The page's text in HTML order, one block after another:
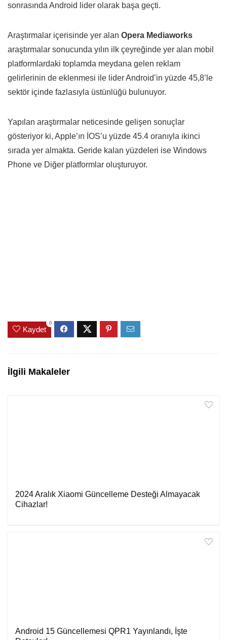
sonrasında Android lider olarak başa geçti.
Araştırmalar içerisinde yer alan Opera Mediaworks
araştırmalar sonucunda yılın ilk çeyreğinde yer alan mobil
platformlardaki toplamda meydana gelen reklam
gelirlerinin de eklenmesi ile lider Android’in yüzde 45,8’le
sektör içinde fazlasıyla üstünlüğü bulunuyor.
Yapılan araştırmalar neticesinde gelişen sonuçlar
gösteriyor ki, Apple’ın İOS’u yüzde 45.4 oranıyla ikinci
sırada yer almakta. Geride kalan yüzdeleri ise Windows
Phone ve Diğer platformlar oluşturuyor.
Kaydet
0
İlgili Makaleler
2024 Aralık Xiaomi Güncelleme Desteği Almayacak
Cihazlar!
Android 15 Güncellemesi QPR1 Yayınlandı, İşte